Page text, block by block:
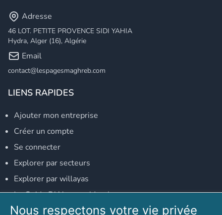
Adresse
46 LOT. PETITE PROVENCE SIDI YAHIA
Hydra, Alger (16), Algérie
Email
contact@lespagesmaghreb.com
LIENS RAPIDES
Ajouter mon entreprise
Créer un compte
Se connecter
Explorer par secteurs
Explorer par willayas
Le Guide D'Alger, guide-alger.com
NOS RÉSEAUX SOCIAUX
Nous respectons votre vie privée